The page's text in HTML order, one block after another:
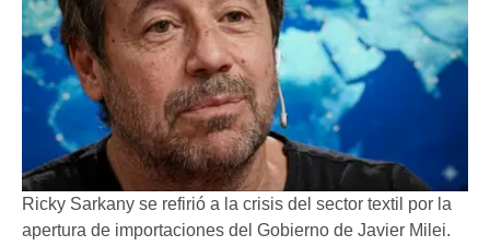
Ricky Sarkany se refirió a la crisis del sector textil por la
apertura de importaciones del Gobierno de Javier Milei.